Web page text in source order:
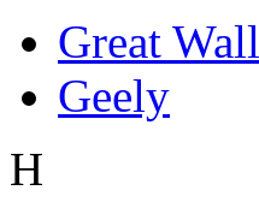
Great Wall
Geely
H